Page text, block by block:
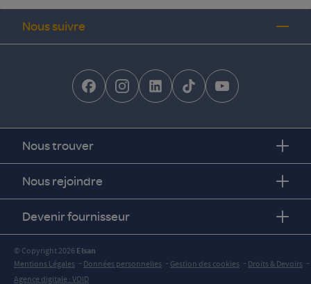
Nous suivre
facebook-brands
instagramlinkedin-brands
tiktok-brands
youtube
Nous trouver
Nous rejoindre
Devenir fournisseur
© Copyright 2026 Elsan
Mentions Légales -Données personnelles -Gestion des cookies -Droits & Devoirs -
Agence digitale : VOID